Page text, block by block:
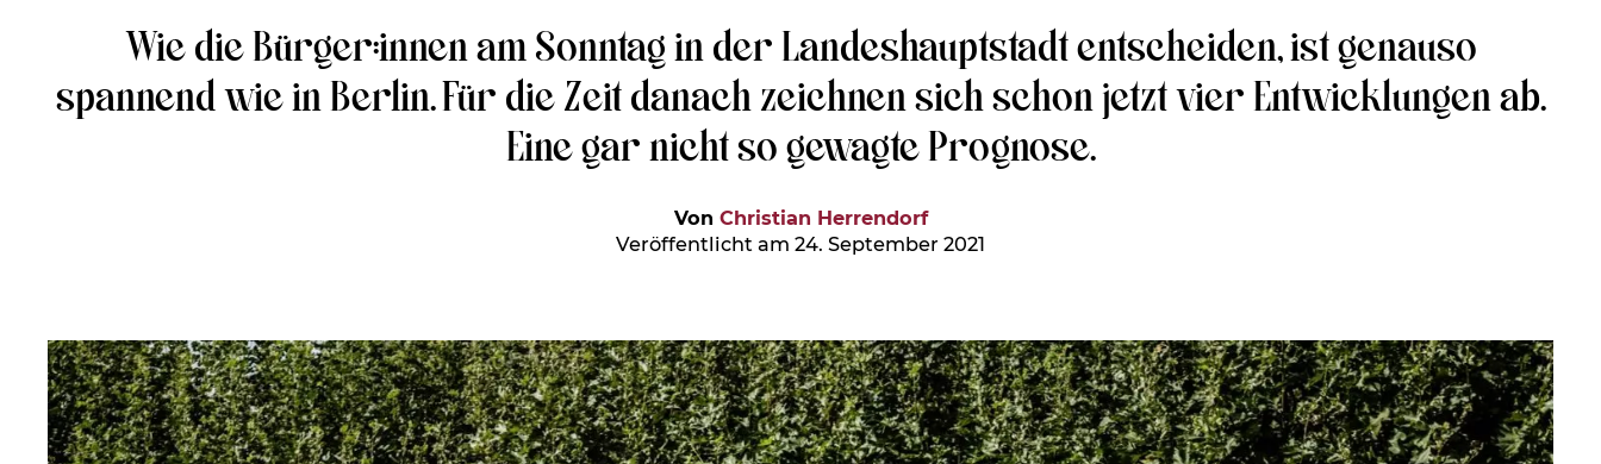
Wie die Bürger:innen am Sonntag in der Landeshauptstadt entscheiden, ist genauso
spannend wie in Berlin. Für die Zeit danach zeichnen sich schon jetzt vier Entwicklungen ab.
Eine gar nicht so gewagte Prognose.
Von Christian Herrendorf
Veröffentlicht am 24. September 2021